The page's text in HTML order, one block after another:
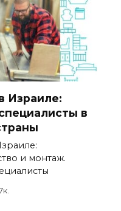
Израиле:
в
и монтаж.